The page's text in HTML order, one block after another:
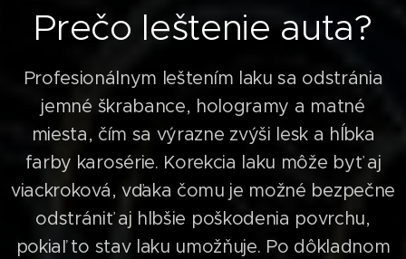
Prečo leštenie auta?
Profesionálnym leštením laku sa odstránia
jemné škrabance, hologramy a matné
miesta, čím sa výrazne zvýši lesk a hĺbka
farby karosérie. Korekcia laku môže byť aj
viackroková, vďaka čomu je možné bezpečne
odstrániť aj hlbšie poškodenia povrchu,
pokiaľ to stav laku umožňuje. Po dôkladnom